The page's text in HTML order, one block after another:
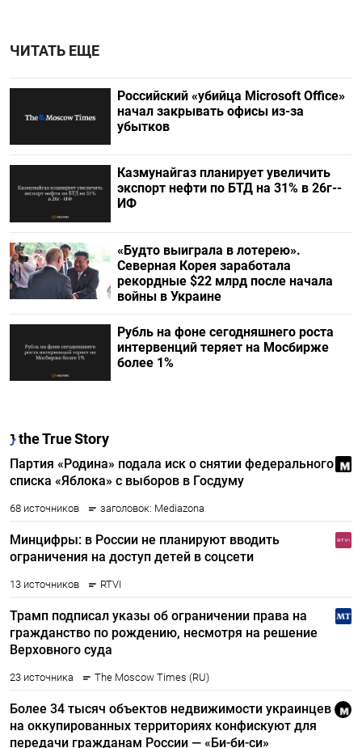
ЧИТАТЬ ЕЩЕ
Российский «убийца Microsoft Office»
начал закрывать офисы из-за
убытков
Казмунайгаз планирует увеличить
экспорт нефти по БТД на 31% в 26г--
ИФ
«Будто выиграла в лотерею».
Северная Корея заработала
рекордные $22 млрд после начала
войны в Украине
Рубль на фоне сегодняшнего роста
интервенций теряет на Мосбирже
более 1%